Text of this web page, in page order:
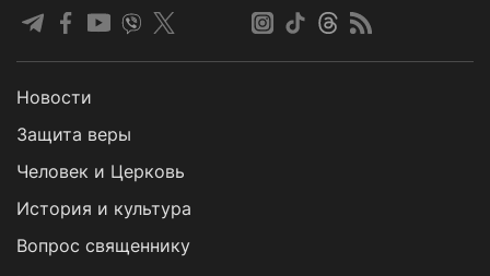
Новости
Защита веры
Человек и Церковь
История и культура
Вопрос священнику